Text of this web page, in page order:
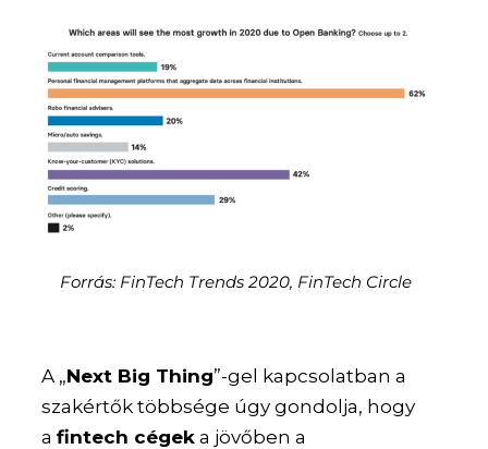
Forrás: FinTech Trends 2020, FinTech Circle
A „Next Big Thing”-gel kapcsolatban a
szakértők többsége úgy gondolja, hogy
afintech cégek a jövőben a